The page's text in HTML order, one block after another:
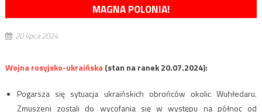
MAGNA POLONIA!
20 lipca 2024
Wojna rosyjsko-ukraińska(stan na ranek 20.07.2024):
Pogarsza się sytuacja ukraińskich obrońców okolic Wuhłedaru.
Zmuszeni zostali do wycofania się w występu na północ od